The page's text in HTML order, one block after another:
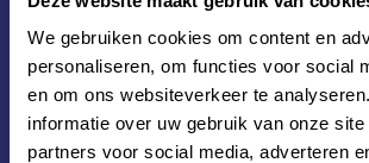
We gebruiken cookies om content en
personaliseren, om functies voor social
en om ons websiteverkeer te
informatie over uw gebruik van onze site
partners voor social media, adverteren